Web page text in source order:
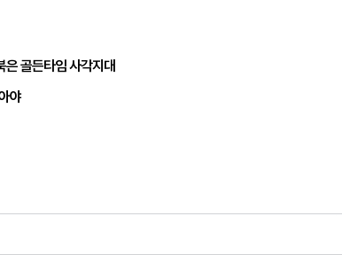
골든타임 사각지대
야